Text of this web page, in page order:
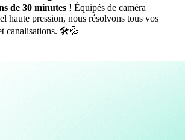
de 30 minutes ! Équipés de caméra
haute pression, nous résolvons tous vos
canalisations. 🛠️💦